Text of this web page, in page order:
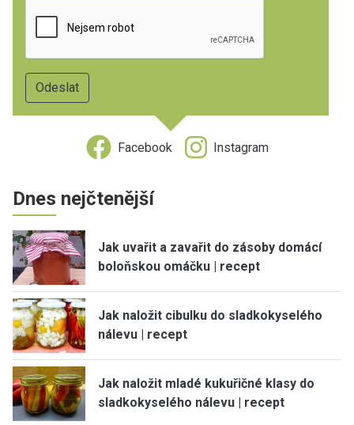
Facebook Instagram
Dnes nejčtenější
Jak uvařit a zavařit do zásoby domácí
boloňskou omáčku | recept
Jak naložit cibulku do sladkokyselého
nálevu | recept
Jak naložit mladé kukuřičné klasy do
sladkokyselého nálevu | recept